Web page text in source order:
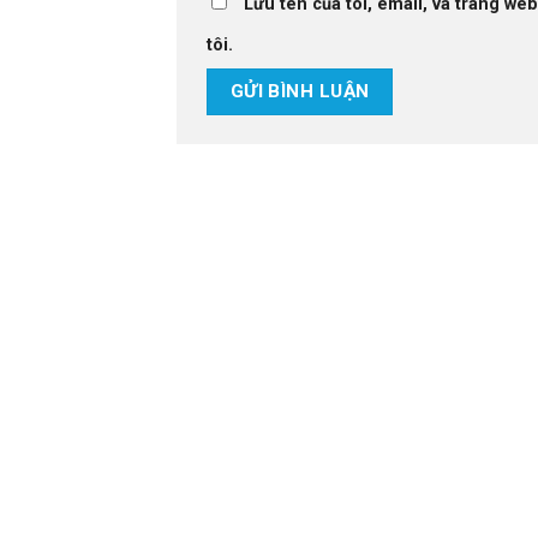
Lưu tên của tôi, email, và trang
tôi.